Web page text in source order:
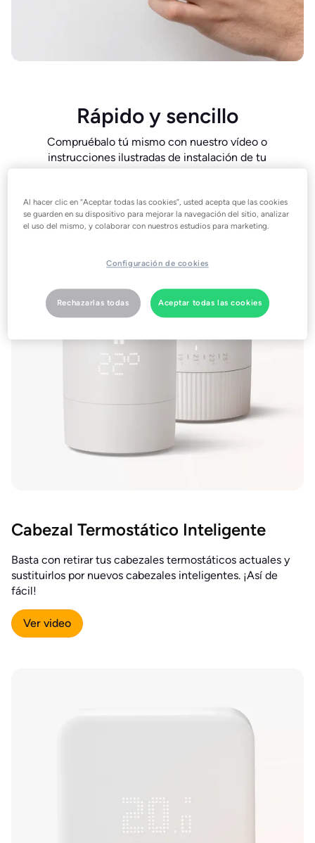
Rápido y sencillo
Compruébalo tú mismo con nuestro vídeo o
instrucciones ilustradas de instalación de tu
producto.
Cabezal Termostático Inteligente
Basta con retirar tus cabezales termostáticos actuales y
sustituirlos por nuevos cabezales inteligentes. ¡Así de
fácil!
Ver video
Al hacer clic en “Aceptar todas las cookies”, usted acepta que las cookies
se guarden en su dispositivo para mejorar la navegación del sitio, analizar
el uso del mismo, y colaborar con nuestros estudios para marketing.
Configuración de cookies
Rechazarlas todas Aceptar todas las cookies